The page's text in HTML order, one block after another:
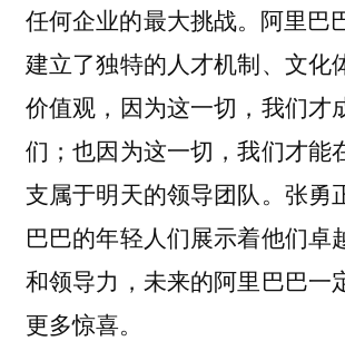
任何企业的最大挑战。阿里巴
建立了独特的人才机制、文化
价值观，因为这一切，我们才
们；也因为这一切，我们才能
支属于明天的领导团队。张勇
巴巴的年轻人们展示着他们卓
和领导力，未来的阿里巴巴一
更多惊喜。